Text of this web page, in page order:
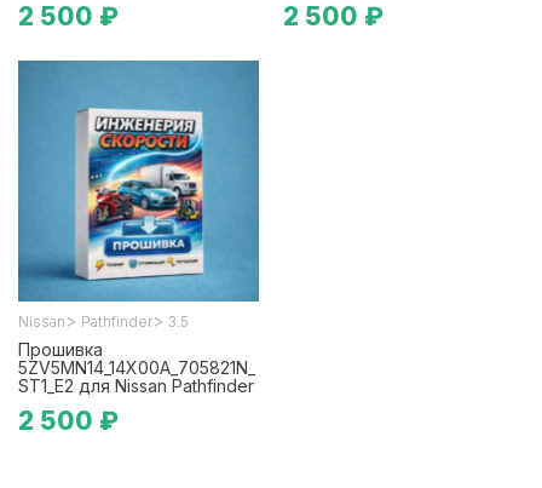
2 500 ₽ 2 500 ₽
Nissan > Pathfinder> 3.5
Прошивка
5ZV5MN14_14X00A_705821N_
ST1_E2 для Nissan Pathfinder
2 500 ₽